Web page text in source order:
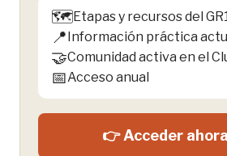
🗺️Etapas y recursos del
📍Información práctica
🤝Comunidad activa en el
📅Acceso anual
👉 Acceder ahora